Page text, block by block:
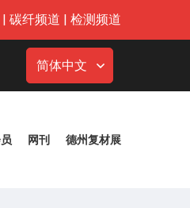
| 碳纤频道 | 检测频道
简体中文
网刊 德州复材展